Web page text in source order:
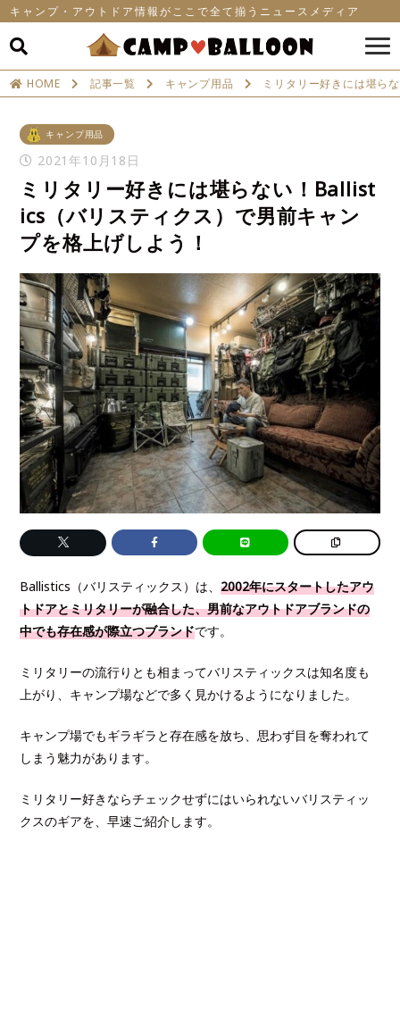
キャンプ・アウトドア情報がここで全て揃うニュースメディア
HOME 記事一覧 キャンプ用品 ミリタリー好きには堪ら
キャンプ用品
2021年10月18日
ミリタリー好きには堪らない！Ballist
ics（バリスティクス）で男前キャン
プを格上げしよう！
Ballistics（バリスティックス）は、2002年にスタートしたアウ
トドアとミリタリーが融合した、男前なアウトドアブランドの
中でも存在感が際立つブランドです。
ミリタリーの流行りとも相まってバリスティックスは知名度も
上がり、キャンプ場などで多く見かけるようになりました。
キャンプ場でもギラギラと存在感を放ち、思わず目を奪われて
しまう魅力があります。
ミリタリー好きならチェックせずにはいられないバリスティッ
クスのギアを、早速ご紹介します。